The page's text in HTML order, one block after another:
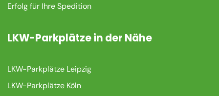
Erfolg für Ihre Spedition
LKW-Parkplätze in der Nähe
LKW-Parkplätze Leipzig
LKW-Parkplätze Köln